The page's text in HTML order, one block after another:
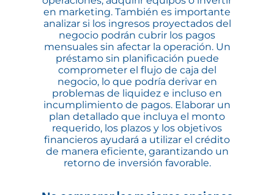
en marketing. También es importante
analizar si los ingresos proyectados del
negocio podrán cubrir los pagos
mensuales sin afectar la operación. Un
préstamo sin planificación puede
comprometer el flujo de caja del
negocio, lo que podría derivar en
problemas de liquidez e incluso en
incumplimiento de pagos. Elaborar un
plan detallado que incluya el monto
requerido, los plazos y los objetivos
financieros ayudará a utilizar el crédito
de manera eficiente, garantizando un
retorno de inversión favorable.